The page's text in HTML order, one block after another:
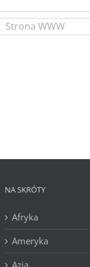
NA SKRÓTY
Afryka
Ameryka
Azja